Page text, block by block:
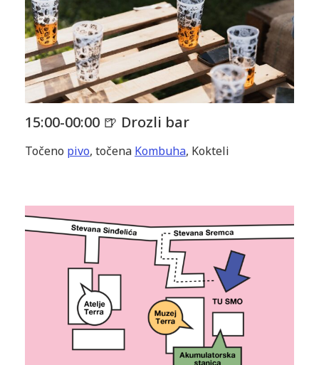
15:00-00:00 🍺 Drozli bar
Točeno pivo, točena Kombuha, Kokteli